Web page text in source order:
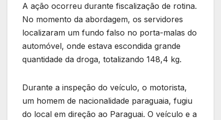
A ação ocorreu durante fiscalização de rotina.
No momento da abordagem, os servidores
localizaram um fundo falso no porta-malas do
automóvel, onde estava escondida grande
quantidade da droga, totalizando 148,4 kg.
Durante a inspeção do veículo, o motorista,
um homem de nacionalidade paraguaia, fugiu
do local em direção ao Paraguai. O veículo e a